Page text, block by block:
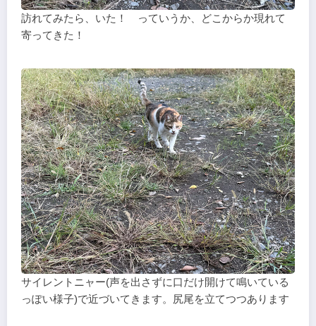
訪れてみたら、いた！ っていうか、どこからか現れて
寄ってきた！
サイレントニャー(声を出さずに口だけ開けて鳴いている
っぽい様子)で近づいてきます。尻尾を立てつつあります